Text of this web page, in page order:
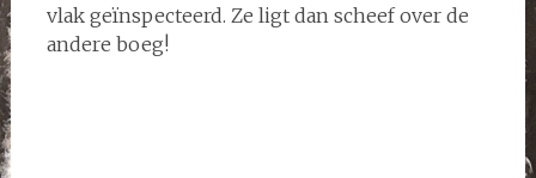
vlak geïnspecteerd. Ze ligt dan scheef over de
andere boeg!